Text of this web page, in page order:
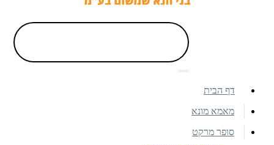
דף הבית
מאמא מונא
סופר מרקט